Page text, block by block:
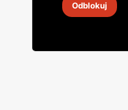
19 sie 2026
Odblokuj